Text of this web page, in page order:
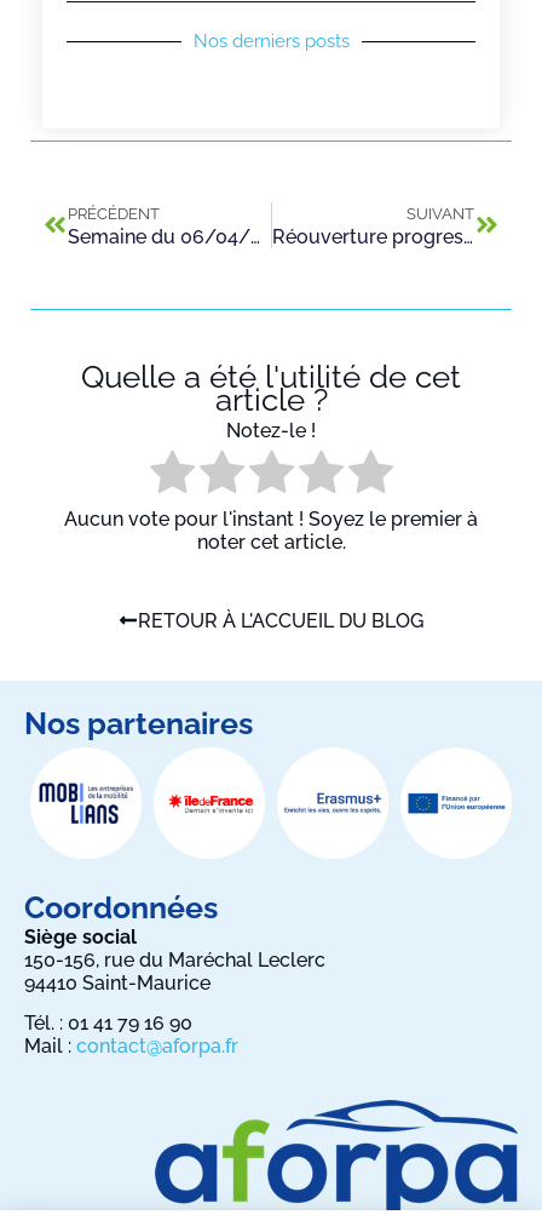
Nos derniers posts
PRÉCÉDENT
Semaine du 06/04/2020 – Maintien de la fermeture du CFA Andrieu jusqu’à nouvel ordre
SUIVANT
Réouverture progressive du CFA Jean Claude Andrieu depuis le 11/05/2020
Quelle a été l'utilité de cet
article ?
Notez-le !
Aucun vote pour l'instant ! Soyez le premier à
noter cet article.
RETOUR À L'ACCUEIL DU BLOG
Nos partenaires
Coordonnées
Siège social
150-156, rue du Maréchal Leclerc
94410 Saint-Maurice
Tél. : 01 41 79 16 90
Mail : contact@aforpa.fr